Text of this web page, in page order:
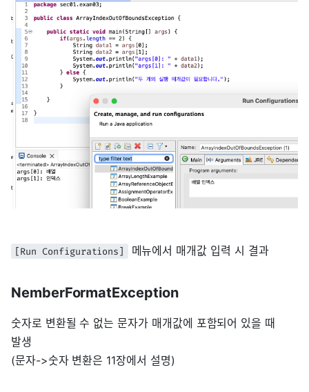
[Run Configurations] 메뉴에서 매개값 입력 시 결과
NemberFormatException
숫자로 변환될 수 없는 문자가 매개값에 포함되어 있을 때
발생
(문자->숫자 변환은 11장에서 설명)